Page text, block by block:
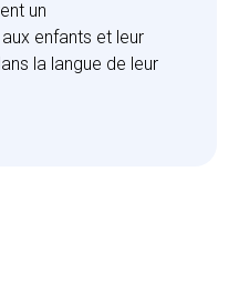
un
enfants et leur
la langue de leur